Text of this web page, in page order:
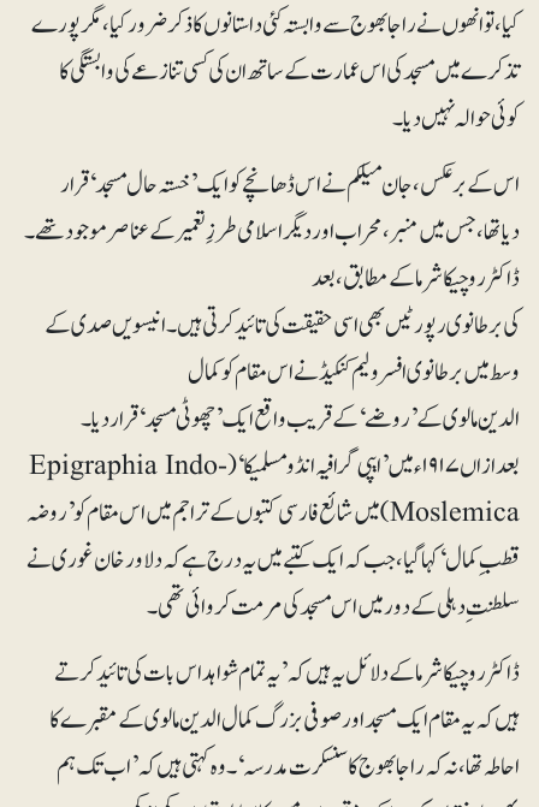
کیا، تو انھوں نے راجا بھوج سے وابستہ کئی داستانوں کا ذکر ضرور کیا، مگر پورے
تذکرے میں مسجد کی اس عمارت کے ساتھ ان کی کسی تنازعے کی وابستگی کا
کوئی حوالہ نہیں دیا۔
اس کے برعکس، جان میلکم نے اس ڈھانچے کو ایک’خستہ حال مسجد‘قرار
دیا تھا، جس میں منبر، محراب اور دیگر اسلامی طرزِ تعمیر کے عناصر موجود تھے۔
ڈاکٹر روچیکا شرما کے مطابق، بعد
کی برطانوی رپورٹیں بھی اسی حقیقت کی تائید کرتی ہیں۔ انیسویں صدی کے
وسط میں برطانوی افسر ولیم کنکیڈ نے اس مقام کو کمال
الدین مالوی کے’روضے‘کے قریب واقع ایک’چھوٹی مسجد‘قرار دیا۔
بعدازاں ۱۹۱۷ء میں ’ایپی گرافیہ انڈو مسلمیکا‘ (Epigraphia Indo-
Moslemica)میں شائع فارسی کتبوں کے تراجم میں اس مقام کو’روضہ
قطبِ کمال‘کہا گیا، جب کہ ایک کتبے میں یہ درج ہے کہ دلاور خان غوری نے
سلطنتِ دہلی کے دور میں اس مسجد کی مرمت کروائی تھی۔
ڈاکٹر روچیکا شرما کے دلائل یہ ہیں کہ ’یہ تمام شواہد اس بات کی تائید کرتے
ہیں کہ یہ مقام ایک مسجد اور صوفی بزرگ کمال الدین مالوی کے مقبرے کا
احاطہ تھا، نہ کہ راجا بھوج کا سنسکرت مدرسہ‘۔ وہ کہتی ہیں کہ’اب تک ہم